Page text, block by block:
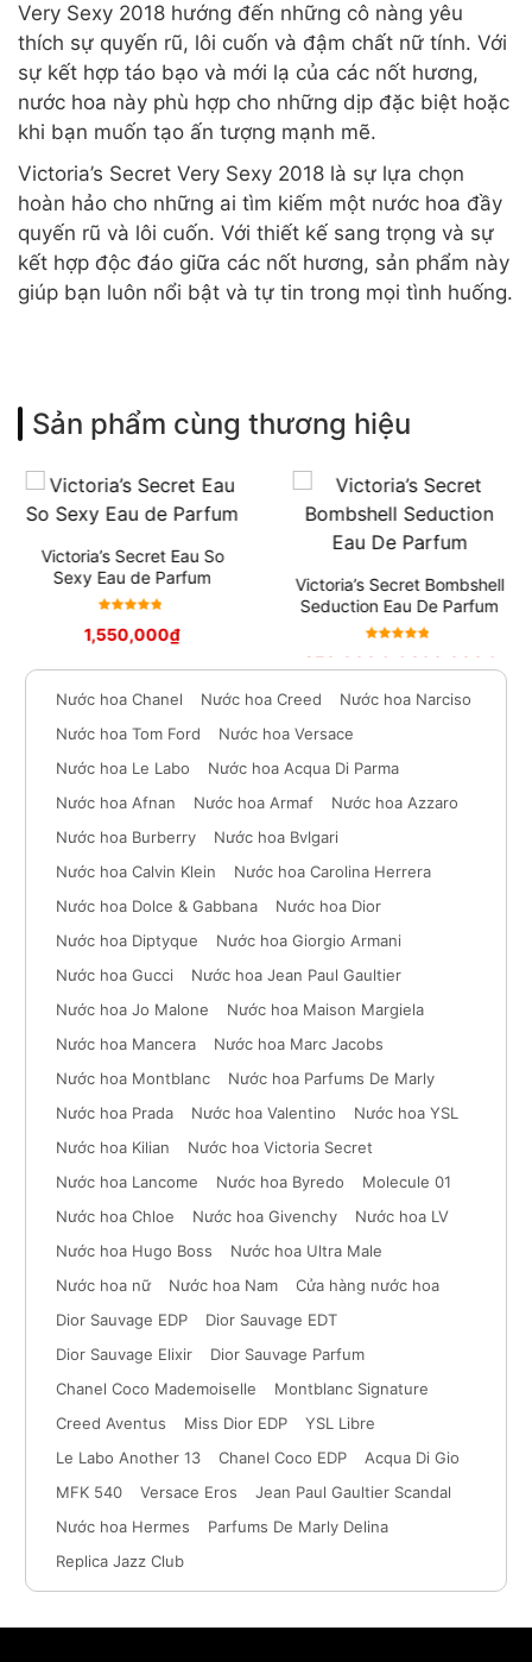
Very Sexy 2018 hướng đến những cô nàng yêu
thích sự quyến rũ, lôi cuốn và đậm chất nữ tính. Với
sự kết hợp táo bạo và mới lạ của các nốt hương,
nước hoa này phù hợp cho những dịp đặc biệt hoặc
khi bạn muốn tạo ấn tượng mạnh mẽ.
Victoria’s Secret Very Sexy 2018 là sự lựa chọn
hoàn hảo cho những ai tìm kiếm một nước hoa đầy
quyến rũ và lôi cuốn. Với thiết kế sang trọng và sự
kết hợp độc đáo giữa các nốt hương, sản phẩm này
giúp bạn luôn nổi bật và tự tin trong mọi tình huống.
Sản phẩm cùng thương hiệu
Victoria’s Secret Eau So
Sexy Eau de Parfum
hạng5
1,550,000₫
Victoria’s Secret Bombshell
Seduction Eau De Parfum
hạng5
950,000 ₫–1,600,000 ₫
Nước hoa Chanel Nước hoa Creed
Nước hoa Narciso
Nước hoa Tom Ford
Nước hoa Versace
Nước hoa Le Labo
Nước hoa Acqua Di Parma
Nước hoa Afnan
Nước hoa Armaf
Nước hoa Azzaro
Nước hoa Burberry
Nước hoa Bvlgari
Nước hoa Calvin Klein
Nước hoa Carolina Herrera
Nước hoa Dolce & Gabbana
Nước hoa Dior
Nước hoa Diptyque
Nước hoa Giorgio Armani
Nước hoa Gucci
Nước hoa Jean Paul Gaultier
Nước hoa Jo Malone
Nước hoa Maison Margiela
Nước hoa Mancera
Nước hoa Marc Jacobs
Nước hoa Montblanc
Nước hoa Parfums De Marly
Nước hoa Prada
Nước hoa Valentino
Nước hoa YSL
Nước hoa Kilian
Nước hoa Victoria Secret
Nước hoa Lancome
Nước hoa Byredo
Molecule 01
Nước hoa Chloe
Nước hoa Givenchy
Nước hoa LV
Nước hoa Hugo Boss
Nước hoa Ultra Male
Nước hoa nữ
Nước hoa Nam
Cửa hàng nước hoa
Dior Sauvage EDP
Dior Sauvage EDT
Dior Sauvage Elixir
Dior Sauvage Parfum
Chanel Coco Mademoiselle
Montblanc Signature
Creed Aventus
Miss Dior EDP
YSL Libre
Le Labo Another 13
Chanel Coco EDP
Acqua Di Gio
MFK 540
Versace Eros
Jean Paul Gaultier Scandal
Nước hoa Hermes
Parfums De Marly Delina
Replica Jazz Club